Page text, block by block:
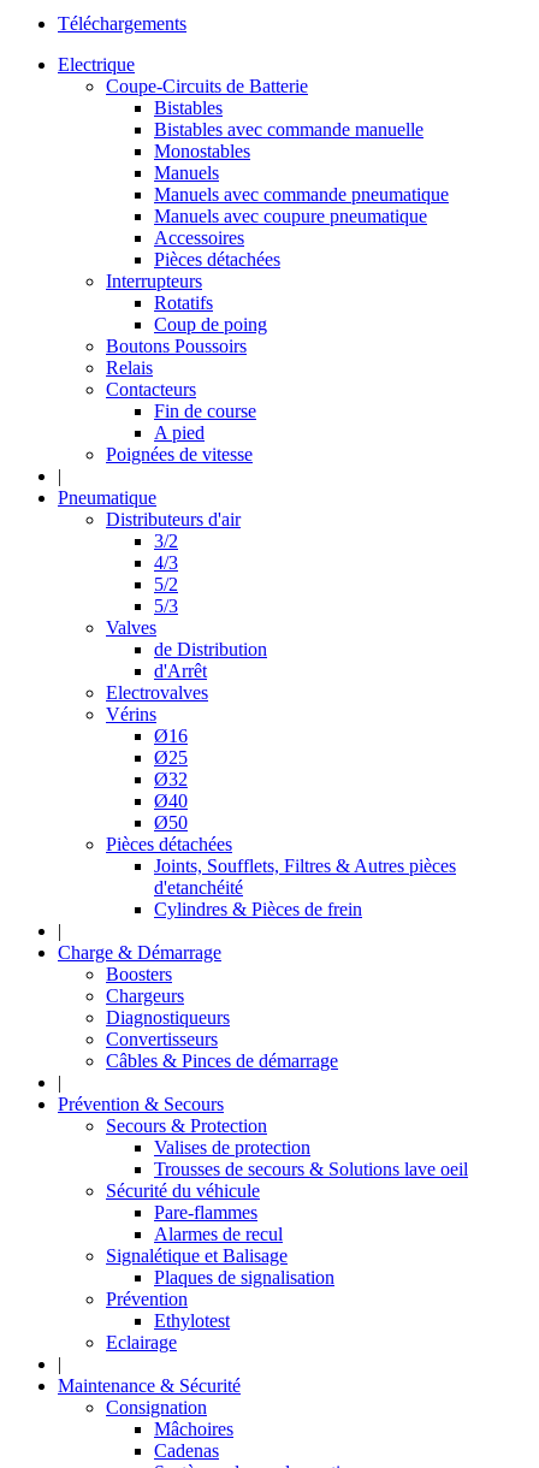
Téléchargements
Electrique
Coupe-Circuits de Batterie
Bistables
Bistables avec commande manuelle
Monostables
Manuels
Manuels avec commande pneumatique
Manuels avec coupure pneumatique
Accessoires
Pièces détachées
Interrupteurs
Rotatifs
Coup de poing
Boutons Poussoirs
Relais
Contacteurs
Fin de course
A pied
Poignées de vitesse
|
Pneumatique
Distributeurs d'air
3/2
4/3
5/2
5/3
Valves
de Distribution
d'Arrêt
Electrovalves
Vérins
Ø16
Ø25
Ø32
Ø40
Ø50
Pièces détachées
Joints, Soufflets, Filtres & Autres pièces
d'etanchéité
Cylindres & Pièces de frein
|
Charge & Démarrage
Boosters
Chargeurs
Diagnostiqueurs
Convertisseurs
Câbles & Pinces de démarrage
|
Prévention & Secours
Secours & Protection
Valises de protection
Trousses de secours & Solutions lave oeil
Sécurité du véhicule
Pare-flammes
Alarmes de recul
Signalétique et Balisage
Plaques de signalisation
Prévention
Ethylotest
Eclairage
|
Maintenance & Sécurité
Consignation
Mâchoires
Cadenas